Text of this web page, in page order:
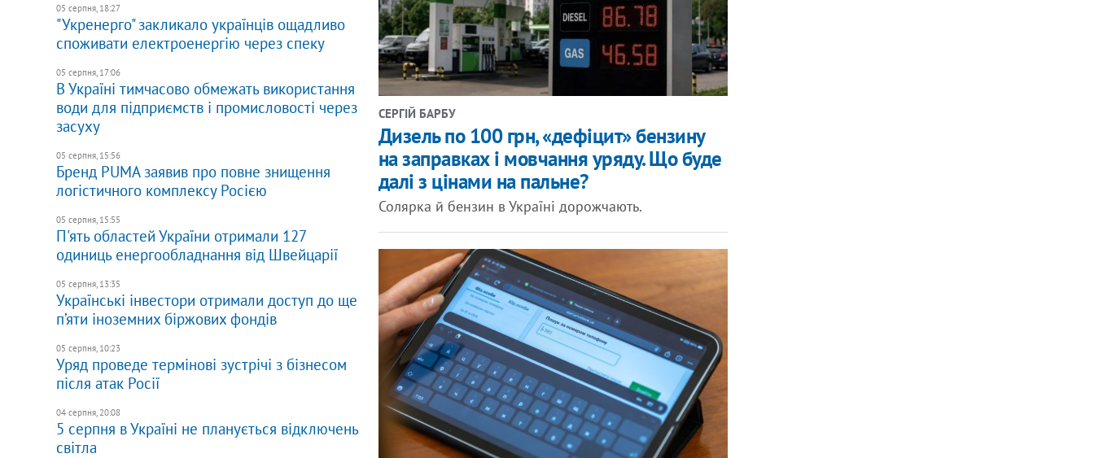
05 серпня, 18:27
"Укренерго" закликало українців ощадливо
споживати електроенергію через спеку
05 серпня, 17:06
В Україні тимчасово обмежать використання
води для підприємств і промисловості через
засуху
05 серпня, 15:56
Бренд PUMA заявив про повне знищення
логістичного комплексу Росією
05 серпня, 15:55
П'ять областей України отримали 127
одиниць енергообладнання від Швейцарії
05 серпня, 13:35
Українські інвестори отримали доступ до ще
п’яти іноземних біржових фондів
05 серпня, 10:23
Уряд проведе термінові зустрічі з бізнесом
після атак Росії
04 серпня, 20:08
5 серпня в Україні не планується відключень
світла
СЕРГІЙ БАРБУ
Дизель по 100 грн, «дефіцит» бензину
на заправках і мовчання уряду. Що буде
далі з цінами на пальне?
Солярка й бензин в Україні дорожчають.